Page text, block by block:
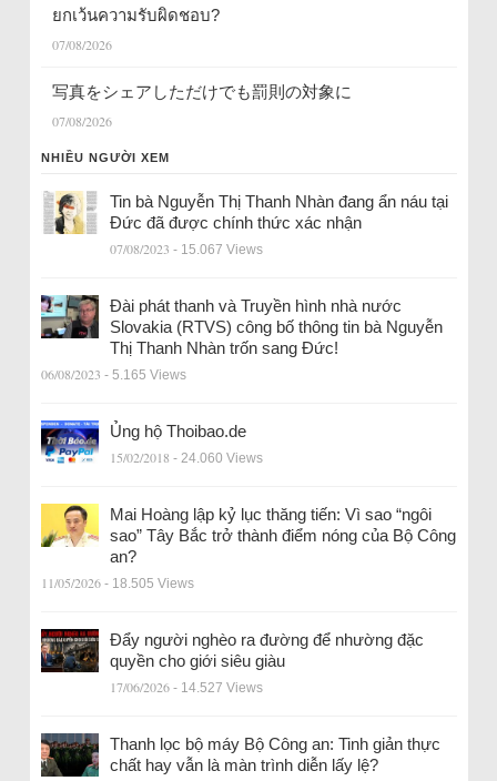
ยกเว้นความรับผิดชอบ?
07/08/2026
写真をシェアしただけでも罰則の対象に
07/08/2026
NHIỀU NGƯỜI XEM
Tin bà Nguyễn Thị Thanh Nhàn đang ẩn náu tại
Đức đã được chính thức xác nhận
07/08/2023 - 15.067 Views
Đài phát thanh và Truyền hình nhà nước
Slovakia (RTVS) công bố thông tin bà Nguyễn
Thị Thanh Nhàn trốn sang Đức!
06/08/2023 - 5.165 Views
Ủng hộ Thoibao.de
15/02/2018 - 24.060 Views
Mai Hoàng lập kỷ lục thăng tiến: Vì sao “ngôi
sao” Tây Bắc trở thành điểm nóng của Bộ Công
an?
11/05/2026 - 18.505 Views
Đẩy người nghèo ra đường để nhường đặc
quyền cho giới siêu giàu
17/06/2026 - 14.527 Views
Thanh lọc bộ máy Bộ Công an: Tinh giản thực
chất hay vẫn là màn trình diễn lấy lệ?